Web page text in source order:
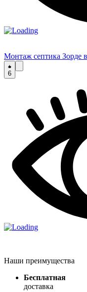
Монтаж септика Зорде
6
Наши преимущества
Бесплатная
доставка